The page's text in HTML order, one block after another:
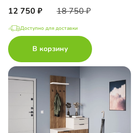
12 750 18 750
Доступно для доставки
В корзину